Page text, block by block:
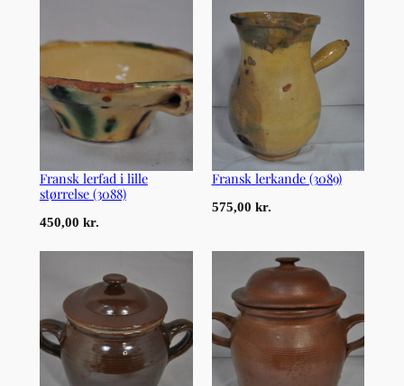
Fransk lerfad i lille
størrelse (3088)
450,00 kr.
Fransk lerkande (3089)
575,00 kr.